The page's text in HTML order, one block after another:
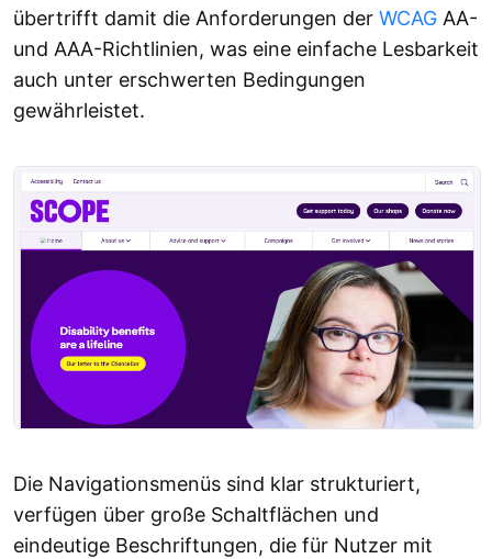
übertrifft damit die Anforderungen der WCAG AA-
und AAA-Richtlinien, was eine einfache Lesbarkeit
auch unter erschwerten Bedingungen
gewährleistet.
Die Navigationsmenüs sind klar strukturiert,
verfügen über große Schaltflächen und
eindeutige Beschriftungen, die für Nutzer mit